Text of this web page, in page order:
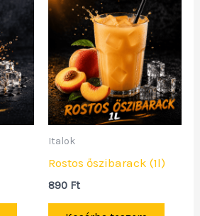
Italok
Rostos őszibarack (1l)
890 Ft